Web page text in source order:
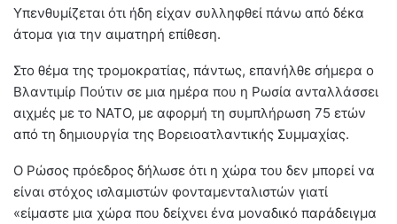
Υπενθυμίζεται ότι ήδη είχαν συλληφθεί πάνω από δέκα
άτομα για την αιματηρή επίθεση.
Στο θέμα της τρομοκρατίας, πάντως, επανήλθε σήμερα ο
Βλαντιμίρ Πούτιν σε μια ημέρα που η Ρωσία ανταλλάσσει
αιχμές με το ΝΑΤΟ, με αφορμή τη συμπλήρωση 75 ετών
από τη δημιουργία της Βορειοατλαντικής Συμμαχίας.
Ο Ρώσος πρόεδρος δήλωσε ότι η χώρα του δεν μπορεί να
είναι στόχος ισλαμιστών φονταμενταλιστών γιατί
«είμαστε μια χώρα που δείχνει ένα μοναδικό παράδειγμα